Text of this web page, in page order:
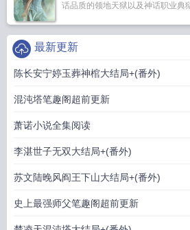
话品质的领地天狱以及神话职业典
最新更新
陈长安宁婷玉葬神棺大结局+(番外)
混沌塔笔趣阁超前更新
萧诺小说全集阅读
李湛世子无双大结局+(番外)
苏文陆晚风阎王下山大结局+(番外)
史上最强师父笔趣阁超前更新